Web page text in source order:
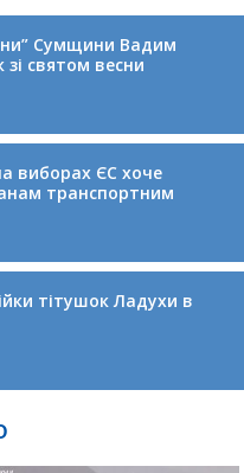
Сумщини Вадим
зі святом весни
виборах ЄС хоче
транспортним
тітушок Ладухи в